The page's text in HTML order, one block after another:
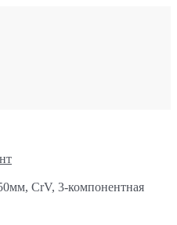
CrV, 3-компонентная